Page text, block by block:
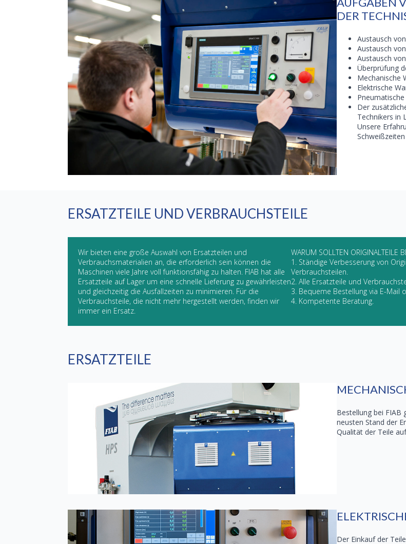
DER
Austausch
Austausch
Austausch
Überprüfung
Mechanische
Elektrische
Der
Technikers in
Unsere
ERSATZTEILE UND VERBRAUCHSTEILE
Wir bieten eine große Auswahl von Ersatzteilen und
Verbrauchsmaterialien an, die erforderlich sein können die
Maschinen viele Jahre voll funktionsfähig zu halten. FIAB hat alle
Ersatzteile auf Lager um eine schnelle Lieferung zu gewährleisten
und gleichzeitig die Ausfallzeiten zu minimieren. Für die
Verbrauchsteile, die nicht mehr hergestellt werden, finden wir
immer ein Ersatz.
WARUM SOLLTEN ORIGINALTEILE
1. Ständige Verbesserung von
Verbrauchsteilen.
2. Alle Ersatzteile und
3. Bequeme Bestellung via E-Mail
4. Kompetente Beratung.
ERSATZTEILE
Bestellung bei FIAB
neusten Stand der
Qualität der Teile
Der Einkauf der